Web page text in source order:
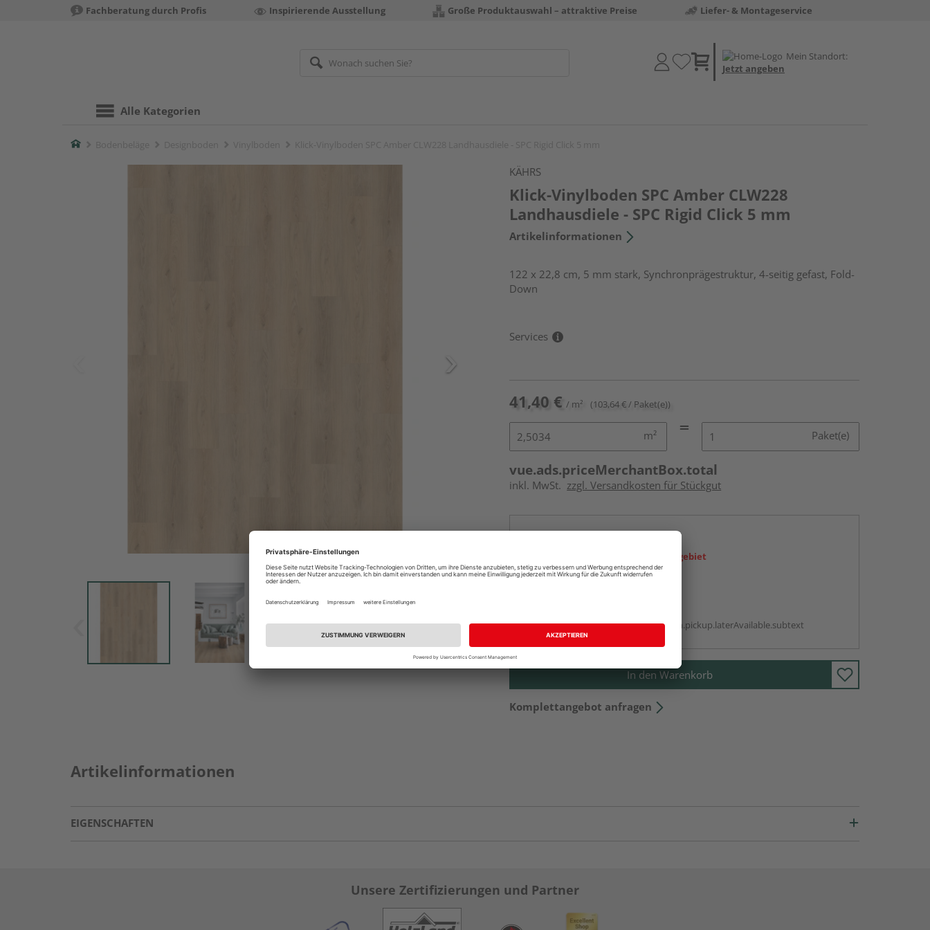
Fachberatung durch Profis Inspirierende Ausstellung Große Produktauswahl – attraktive Preise Liefer- & Montageservice
Mein Standort:
Jetzt angeben
Alle Kategorien
Home
KÄHRS
Klick-Vinylboden SPC Amber CLW228
Landhausdiele - SPC Rigid Click 5 mm
Artikelinformationen
122 x 22,8 cm, 5 mm stark, Synchronprägestruktur, 4-seitig gefast, Fold-
Down
Services
41,40 € / m² (103,64 € / Paket(e))
m² Paket(e)
vue.ads.priceMerchantBox.total
inkl. MwSt. zzgl. Versandkosten für Stückgut
Ihr Standort ist nicht im Liefergebiet
vue.ads.priceMerchantBox.option.pickup.laterAvailable.subtext
In den Warenkorb
Komplettangebot anfragen
Artikelinformationen
EIGENSCHAFTEN
Unsere Zertifizierungen und Partner